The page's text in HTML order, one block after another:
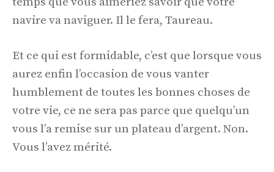
navire va naviguer. Il le fera, Taureau.
Et ce qui est formidable, c’est que lorsque vous
aurez enfin l’occasion de vous vanter
humblement de toutes les bonnes choses de
votre vie, ce ne sera pas parce que quelqu’un
vous l’a remise sur un plateau d’argent. Non.
Vous l’avez mérité.